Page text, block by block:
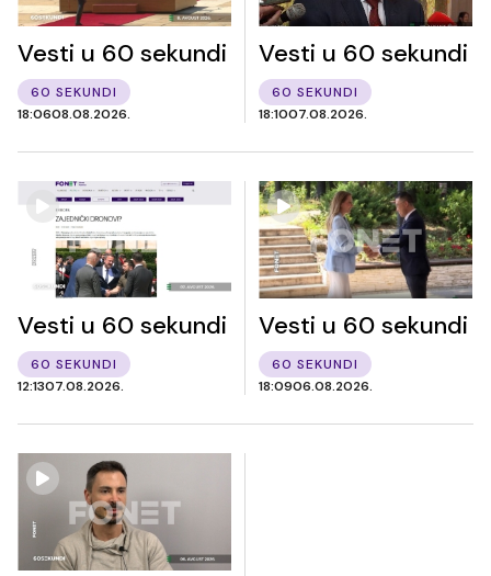
Vesti u 60 sekundi
60 SEKUNDI
18:0608.08.2026.
Vesti u 60 sekundi
60 SEKUNDI
18:1007.08.2026.
Vesti u 60 sekundi
60 SEKUNDI
12:1307.08.2026.
Vesti u 60 sekundi
60 SEKUNDI
18:0906.08.2026.